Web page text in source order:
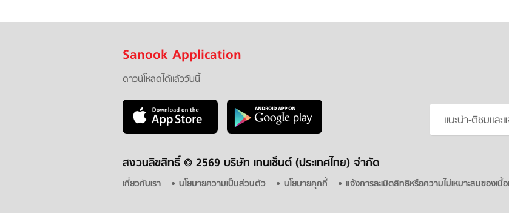
Sanook Application
ดาวน์โหลดได้แล้ววันนี้
แนะนำ-ติชมเเล
สงวนลิขสิทธิ์ © 2569 บริษัท เทนเซ็นต์ (ประเทศไทย) จำกัด
เกี่ยวกับเรา นโยบายความเป็นส่วนตัว นโยบายคุกกี้ แจ้งการละเมิดสิทธิหรือความไม่เหมาะสมของเนื้